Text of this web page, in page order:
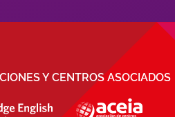
Y CENTROS ASOCIADOS